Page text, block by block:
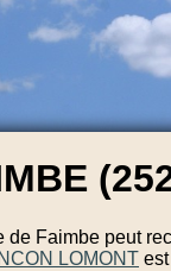
de Faimbe peut
LOMONT